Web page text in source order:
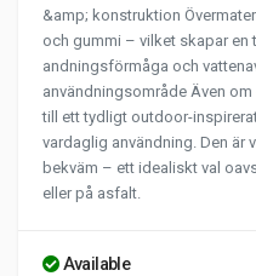
&amp; konstruktion
och gummi – vilket skapar
andningsförmåga och
användningsområde Även
till ett tydligt outdoor-
vardaglig användning. Den är
bekväm – ett idealiskt val
eller på asfalt.
Available